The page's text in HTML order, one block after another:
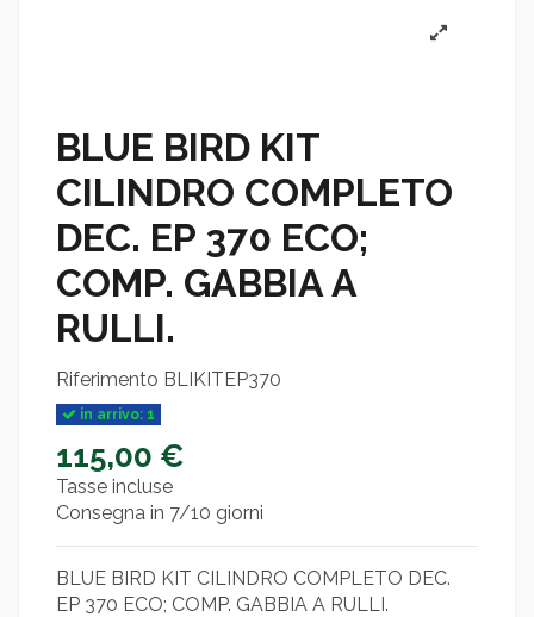
BLUE BIRD KIT
CILINDRO COMPLETO
DEC. EP 370 ECO;
COMP. GABBIA A
RULLI.
Riferimento BLIKITEP370
in arrivo: 1
115,00 €
Tasse incluse
Consegna in 7/10 giorni
BLUE BIRD KIT CILINDRO COMPLETO DEC.
EP 370 ECO; COMP. GABBIA A RULLI.